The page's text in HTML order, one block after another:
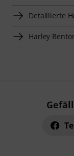
Detaillierte
Harley